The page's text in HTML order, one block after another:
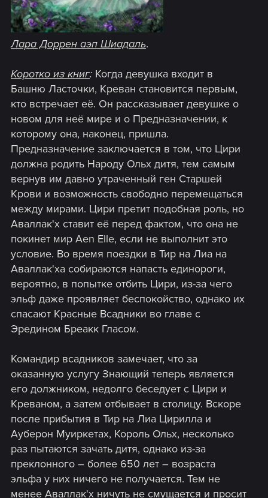
Лара Доррен аэп Шиадаль.
Коротко из книг: Когда девушка входит в
Башню Ласточки, Креван становится первым,
кто встречает её. Он рассказывает девушке о
новом для неё мире и о Предназначении, к
которому она, наконец, пришла.
Предназначение заключается в том, что Цири
должна родить Народу Ольх дитя, тем самым
вернув им давно утраченный ген Старшей
Крови и возможность свободно перемещаться
между мирами. Цири претит подобная роль, но
Аваллак'х ставит её перед фактом, что она не
покинет мир Aen Elle, если не выполнит это
условие. Во время поездки в Тир на Лиа на
Аваллак'ха собираются напасть единороги,
вероятно, в попытке отбить Цири, из-за чего
эльф даже проявляет беспокойство, однако их
спасают Красные Всадники во главе с
Эредином Бреакк Гласом.
Командир всадников замечает, что за
оказанную услугу Знающий теперь является
его должником, недолго беседует с Цири и
Креваном, а затем отбывает в столицу. Вскоре
после прибытия в Тир на Лиа Цирилла и
Ауберон Муиркетах, Король Ольх, несколько
раз пытаются зачать дитя, однако из-за
преклонного – более 650 лет – возраста
эльфа у них ничего не получается. Тем не
менее Аваллак'х ничуть не смущается и просит